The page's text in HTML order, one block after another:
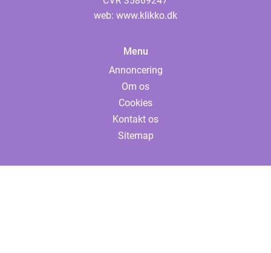
web: www.klikko.dk
Menu
Annoncering
Om os
Cookies
Kontakt os
Sitemap